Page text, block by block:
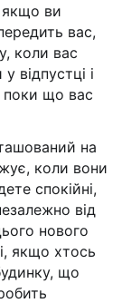
якщо ви
вас,
коли вас
відпустці і
поки що вас
на
коли вони
спокійні,
від
нового
якщо хтось
що